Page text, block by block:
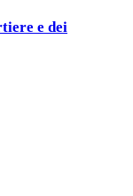
e dei